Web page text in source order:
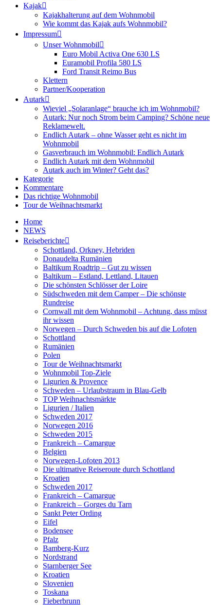
Kajak
Kajakhalterung auf dem Wohnmobil
Wie kommt das Kajak aufs Wohnmobil?
Impressum
Unser Wohnmobil
Euro Mobil Activa One 630 LS
Euramobil Profila 580 LS
Ford Transit Reimo Bus
Klettern
Partner/Kooperation
Autark
Wieviel „Solaranlage“ brauche ich im Wohnmobil?
Autark: Nur noch Strom beim Camping? Schöne neue
Reklamewelt.
Endlich Autark – ohne Wasser geht es nicht im
Wohnmobil
Gasverbrauch im Wohnmobil: Endlich Autark
Endlich Autark mit dem Wohnmobil
Autark auch im Winter? Geht das?
Kategorie
Kommentare
Das richtige Wohnmobil
Tour de Weihnachtsmarkt
Home
NEWS
Reiseberichte
Schottland, Orkney, Hebriden
Donaudelta Rumänien
Baltikum Roadtrip – Gut zu wissen
Baltikum – Estland, Lettland, Litauen
Die schönsten Schlösser der Loire
Südschweden mit dem Camper – Die schönste
Rundreise
Cornwall mit dem Wohnmobil – Achtung, dass müsst
ihr wissen
Norwegen – Durch Schweden bis auf die Lofoten
Schottland
Rumänien
Polen
Tour de Weihnachtsmarkt
Wohnmobil Top-Ziele
Ligurien & Provence
Schweden – Urlaubstraum in Blau-Gelb
TOP Weihnachtsmärkte
Ligurien / Italien
Schweden 2017
Norwegen 2016
Schweden 2015
Frankreich – Camargue
Belgien
Norwegen-Lofoten 2013
Die ultimative Reiseroute durch Schottland
Kroatien
Schweden 2017
Frankreich – Camargue
Frankreich – Gorges du Tarn
Sankt Peter Ording
Eifel
Bodensee
Pfalz
Bamberg-Kurz
Nordstrand
Starnberger See
Kroatien
Slovenien
Toskana
Fieberbrunn